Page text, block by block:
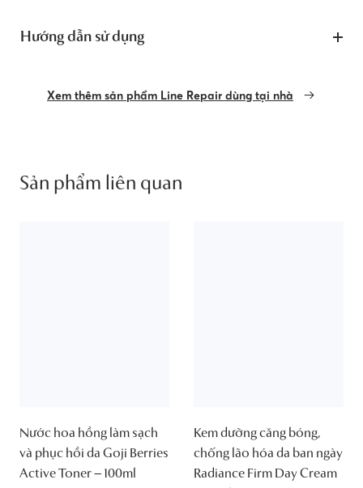
Hướng dẫn sử dụng
Xem thêm sản phẩm Line Repair dùng tại nhà
Sản phẩm liên quan
Nước hoa hồng làm sạch
và phục hồi da Goji Berries
Active Toner – 100ml
Kem dưỡng căng bóng,
chống lão hóa da ban ngày
Radiance Firm Day Cream